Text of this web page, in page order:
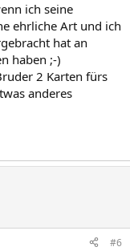
ich seine
ehrliche Art und ich
hat an
haben ;-)
2 Karten fürs
anderes
#6